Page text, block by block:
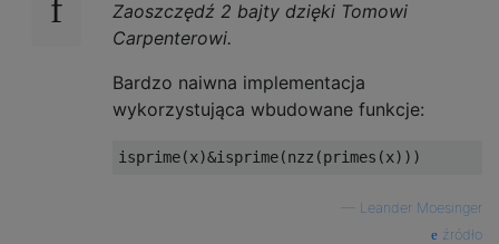
Zaoszczędź 2 bajty dzięki Tomowi
Carpenterowi.
Bardzo naiwna implementacja
wykorzystująca wbudowane funkcje:
Leander Moesinger
źródło